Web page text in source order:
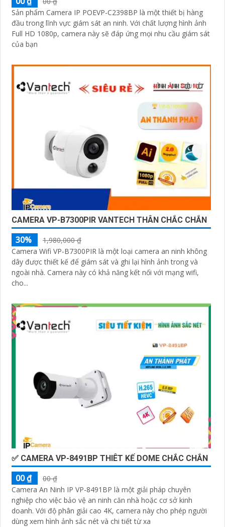
Sản phẩm Camera IP POEVP-C2398BP là một thiết bị hàng
đầu trong lĩnh vực giám sát an ninh. Với chất lượng hình ảnh
Full HD 1080p, camera này sẽ đáp ứng mọi nhu cầu giám sát
của bạn
CAMERA VP-B7300PIR VANTECH THÂN CHẮC CHẮN
30%
1,980,000 ₫
Camera Wifi VP-B7300PIR là một loại camera an ninh không
dây được thiết kế để giám sát và ghi lại hình ảnh trong và
ngoài nhà. Camera này có khả năng kết nối với mạng wifi,
cho...
✅ CAMERA VP-8491BP THIÊT KẾ DOME CHẮC CHẮN
00 ₫
00 ₫
Camera An Ninh IP VP-8491BP là một giải pháp chuyên
nghiệp cho việc bảo vệ an ninh căn nhà hoặc cơ sở kinh
doanh. Với độ phân giải cao 4K, camera này cho phép người
dùng xem hình ảnh sắc nét và chi tiết từ xa